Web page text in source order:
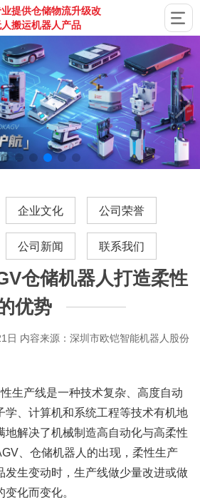
提供仓储物流升级改
搬运机器人产品
企业文化 公司荣誉
公司新闻 联系我们
仓储机器人打造柔性
优势
日 内容来源：深圳市欧铠智能机器人股份
生产线是一种技术复杂、高度自动
学、计算机和系统工程等技术有机地
地解决了机械制造高自动化与高柔性
、 仓储机器人 的出现，柔性生产
发生变动时，生产线做少量改进或做
化而变化。